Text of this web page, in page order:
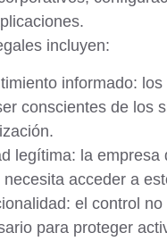
incluyen:
informado: los
conscientes de los
legítima: la empresa
necesita acceder a
: el control
para proteger